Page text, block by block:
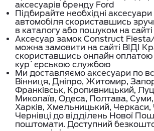
аксесуарів бренду Ford
Підбирайте необхідні
автомобіля скориставшись
в каталогу або пошуком на сайті
Аксесуар замок Construct
можна замовити на сайті ВІДІ
скориставшись онлайн
кур`єрською службою
Ми доставляємо аксесуари по
Вінниця, Дніпро, Житомир,
Франківськ, Кропивницький,
Миколаїв, Одеса, Полтава, Суми,
Харків, Хмельницький, Черкаси,
Чернівці до відділень Нової
поштомати. Доступний